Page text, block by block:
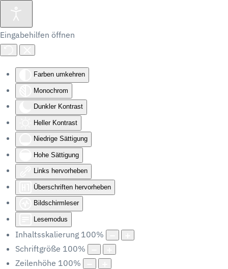
Eingabehilfen öffnen
Farben umkehren
Monochrom
Dunkler Kontrast
Heller Kontrast
Niedrige Sättigung
Hohe Sättigung
Links hervorheben
Überschriften hervorheben
Bildschirmleser
Lesemodus
Inhaltsskalierung 100%
Schriftgröße 100%
Zeilenhöhe 100%